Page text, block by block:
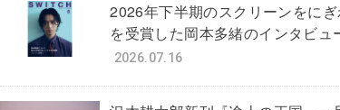
2026年下半期のスクリーンをに
を受賞した岡本多緒のインタビュ
2026.07.16